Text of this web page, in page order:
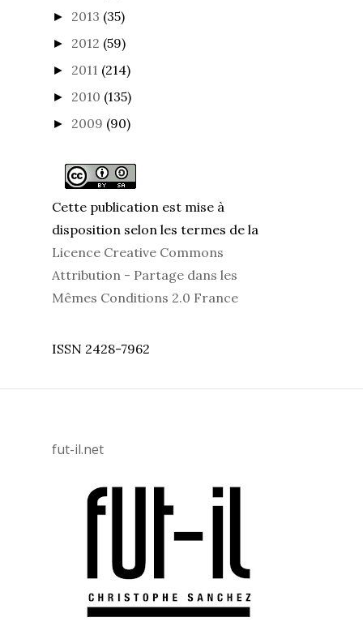
► 2013 (35)
► 2012 (59)
► 2011 (214)
► 2010 (135)
► 2009 (90)
Cette publication est mise à
disposition selon les termes de la
Licence Creative Commons
Attribution - Partage dans les
Mêmes Conditions 2.0 France
ISSN 2428-7962
fut-il.net